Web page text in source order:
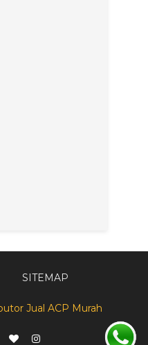
SITEMAP
Jual ACP Murah